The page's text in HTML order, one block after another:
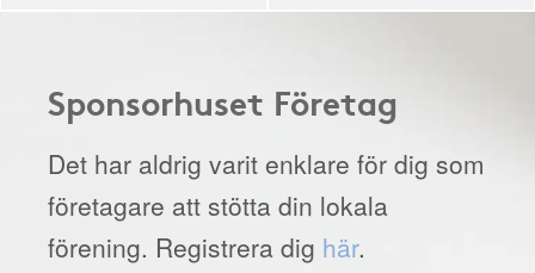
Sponsorhuset Företag
Det har aldrig varit enklare för dig som
företagare att stötta din lokala
förening. Registrera dig här.